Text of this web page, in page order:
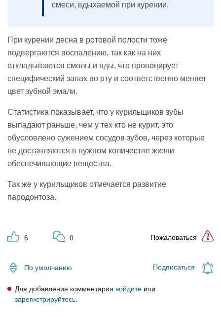
смеси, вдыхаемой при курении.
При курении десна в ротовой полости тоже
подвергаются воспалению, так как на них
откладываются смолы и яды, что провоцирует
специфический запах во рту и соответственно меняет
цвет зубной эмали.
Статистика показывает, что у курильщиков зубы
выпадают раньше, чем у тех кто не курит, это
обусловлено сужением сосудов зубов, через которые
не доставляются в нужном количестве жизни
обеспечивающие вещества.
Так же у курильщиков отмечается развитие
пародонтоза.
6 0 Пожаловаться
По умолчанию Подписаться
Для добавления комментария войдите или
зарегистрируйтесь